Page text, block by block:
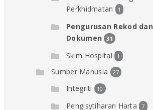
Perkhidmatan
1
Pengurusan Rekod dan
Dokumen
31
Skim Hospital 1
Sumber Manusia 27
Integriti 10
Pengisytiharan Harta 7